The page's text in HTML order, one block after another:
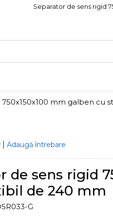
Separator de sens rigid
mm galben cu
|Adaugă întrebare
de sens rigid
de 240 mm
G